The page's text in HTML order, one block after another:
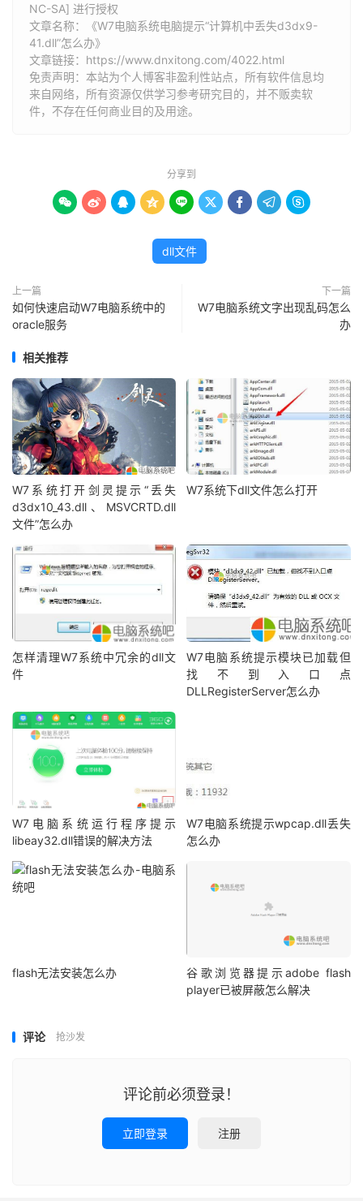
NC-SA] 进行授权
文章名称：《W7电脑系统电脑提示“计算机中丢失d3dx9-
41.dll”怎么办》
文章链接： https://www.dnxitong.com/4022.html
免责声明：本站为个人博客非盈利性站点，所有软件信息均
来自网络，所有资源仅供学习参考研究目的，并不贩卖软
件，不存在任何商业目的及用途。
分享到
        
dll文件
上一篇
如何快速启动W7电脑系统中的
oracle服务
下一篇
W7电脑系统文字出现乱码怎么
办
相关推荐
W7系统打开剑灵提示“丢失
d3dx10_43.dll、MSVCRTD.dll
文件”怎么办
W7系统下dll文件怎么打开
怎样清理W7系统中冗余的dll文
件
W7电脑系统提示模块已加载但
找不到入口点
DLLRegisterServer怎么办
W7电脑系统运行程序提示
libeay32.dll错误的解决方法
W7电脑系统提示wpcap.dll丢失
怎么办
flash无法安装怎么办
谷歌浏览器提示adobe flash
player已被屏蔽怎么解决
评论 抢沙发
评论前必须登录！
立即登录 注册